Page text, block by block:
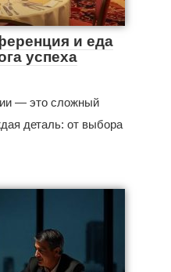
и еда
успеха
— это сложный
деталь: от выбора